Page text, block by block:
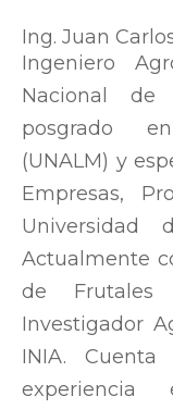
Ing. Juan
Ingeniero
Nacional de
posgrado
(UNALM) y
Empresas,
Universidad
Actualmente
de
Investigador
INIA.
experiencia